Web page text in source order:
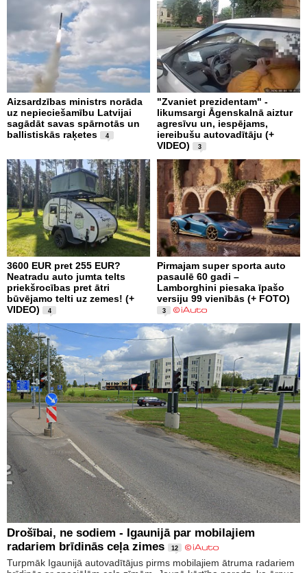
Aizsardzības ministrs norāda
uz nepieciešamību Latvijai
sagādāt savas spārnotās un
ballistiskās raķetes
4
"Zvaniet prezidentam" -
likumsargi Āgenskalnā aiztur
agresīvu un, iespējams,
iereibušu autovadītāju (+
VIDEO)
3
3600 EUR pret 255 EUR?
Neatradu auto jumta telts
priekšrocības pret ātri
būvējamo telti uz zemes! (+
VIDEO)
4
Pirmajam super sporta auto
pasaulē 60 gadi –
Lamborghini piesaka īpašo
versiju 99 vienībās (+ FOTO)
3
Drošībai, ne sodiem - Igaunijā par mobilajiem
radariem brīdinās ceļa zimes
12
Turpmāk Igaunijā autovadītājus pirms mobilajiem ātruma radariem